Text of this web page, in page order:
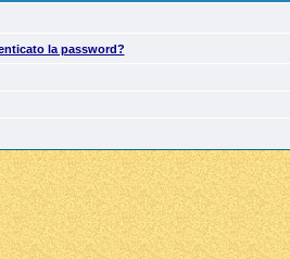
la password?